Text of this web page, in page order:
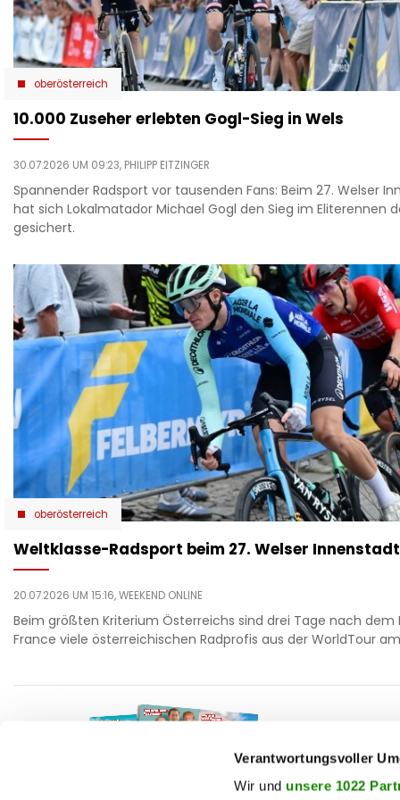
Verantwortungsvoller
Wir und unsere 1022
oberösterreich
10.000 Zuseher erlebten Gogl-Sieg in Wels
30.07.2026 UM 09:23, PHILIPP EITZINGER
Spannender Radsport vor tausenden Fans: Beim 27. Welser
hat sich Lokalmatador Michael Gogl den Sieg im Eliterennen
gesichert.
oberösterreich
Weltklasse-Radsport beim 27. Welser
20.07.2026 UM 15:16,WEEKEND ONLINE
Beim größten Kriterium Österreichs sind drei Tage nach dem
France viele österreichischen Radprofis aus der WorldTour